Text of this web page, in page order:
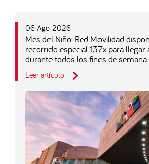
06 Ago 2026
Mes del Niño: Red Movilidad
recorrido especial 137x para llegar
durante todos los fines de
Leer artículo